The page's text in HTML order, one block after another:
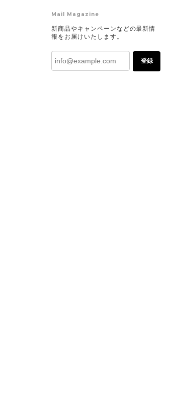
Mail Magazine
新商品やキャンペーンなどの最新情
報をお届けいたします。
登録